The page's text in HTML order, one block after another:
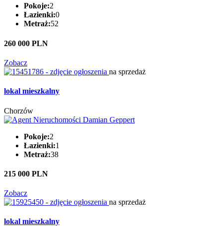
Pokoje:2
Łazienki:0
Metraż:52
260 000 PLN
Zobacz
na sprzedaż
lokal mieszkalny
Chorzów
Pokoje:2
Łazienki:1
Metraż:38
215 000 PLN
Zobacz
na sprzedaż
lokal mieszkalny